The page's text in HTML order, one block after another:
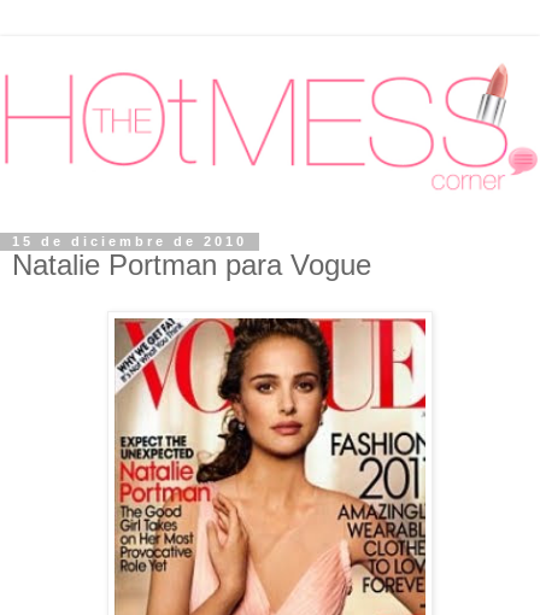
15 de diciembre de 2010
Natalie Portman para Vogue